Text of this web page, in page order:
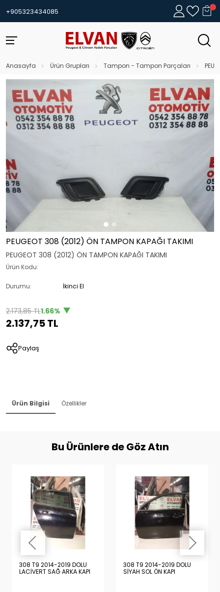
+905323434085
Anasayfa Ürün Grupları Tampon - Tampon Parçaları
PEUGEOT 308 (2012) ÖN TAMPON KAPAĞI TAKIMI
PEUGEOT 308 (2012) ÖN TAMPON KAPAĞI TAKIMI
Ürün Kodu:
Durumu: İkinci El
2.173,85 TL1.66%
2.137,75 TL
Paylaş
Ürün Bilgisi Özellikler
Bu Ürünlere de Göz Atın
308 T9 2014-2019 DOLU
LACİVERT SAĞ ARKA KAPI
308 T9 2014-2019 DOLU
SİYAH SOL ÖN KAPI